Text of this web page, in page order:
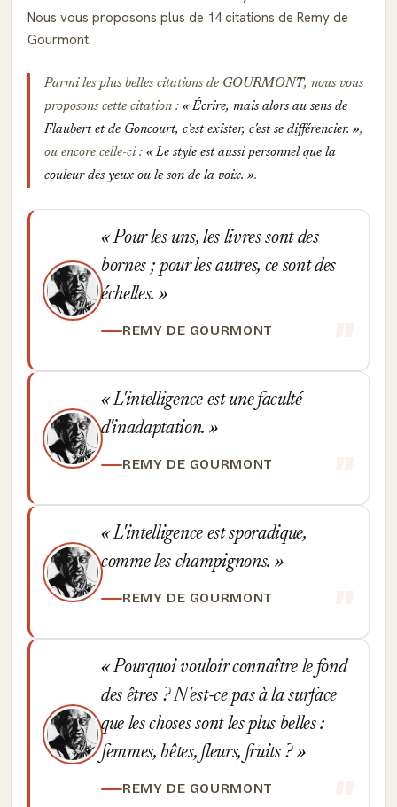
Nous vous proposons plus de 14 citations de Remy de
Gourmont.
Parmi les plus belles citations de GOURMONT, nous vous
proposons cette citation :
Écrire, mais alors au sens de
Flaubert et de Goncourt, c'est exister, c'est se différencier.
,
ou encore celle-ci :
Le style est aussi personnel que la
couleur des yeux ou le son de la voix.
.
Pour les uns, les livres sont des
bornes ; pour les autres, ce sont des
échelles.
REMY DE GOURMONT
L'intelligence est une faculté
d'inadaptation.
REMY DE GOURMONT
L'intelligence est sporadique,
comme les champignons.
REMY DE GOURMONT
Pourquoi vouloir connaître le fond
des êtres ? N'est-ce pas à la surface
que les choses sont les plus belles :
femmes, bêtes, fleurs, fruits ?
REMY DE GOURMONT